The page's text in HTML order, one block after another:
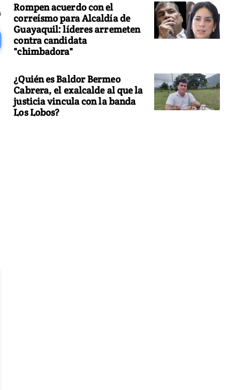
Rompen acuerdo con el
correísmo para Alcaldía de
Guayaquil: líderes arremeten
contra candidata
"chimbadora"
¿Quién es Baldor Bermeo
Cabrera, el exalcalde al que la
justicia vincula con la banda
Los Lobos?